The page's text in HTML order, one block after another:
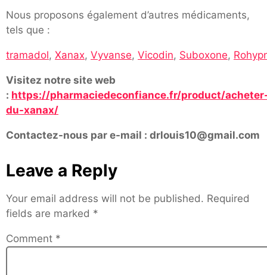
Nous proposons également d’autres médicaments,
tels que :
tramadol, Xanax, Vyvanse, Vicodin, Suboxone,
Visitez notre site web
: https://pharmaciedeconfiance.fr/product/
du-xanax/
Contactez-nous par e-mail : drlouis10@gmail.com
Leave a Reply
Your email address will not be published. Required
fields are marked *
Comment *